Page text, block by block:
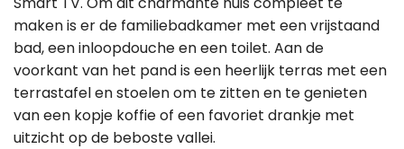
maken is er de familiebadkamer met een vrijstaand
bad, een inloopdouche en een toilet. Aan de
voorkant van het pand is een heerlijk terras met een
terrastafel en stoelen om te zitten en te genieten
van een kopje koffie of een favoriet drankje met
uitzicht op de beboste vallei.